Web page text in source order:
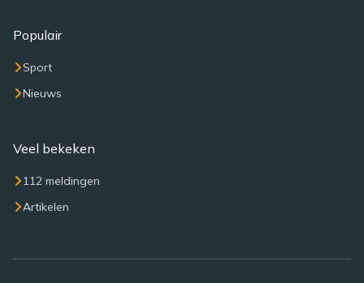
Populair
Sport
Nieuws
Veel bekeken
112 meldingen
Artikelen